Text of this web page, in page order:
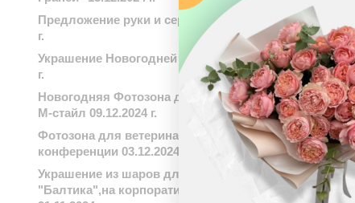
Предложение руки и сердца 13.12.2024
г.
Украшение Новогодней елки 03.12.2024
г.
Новогодняя Фотозона для компании
М-стайл 09.12.2024 г.
Фотозона для ветеринарной
конференции 03.12.2024 г.
Украшение из шаров для завода
"Балтика",на корпоративный день